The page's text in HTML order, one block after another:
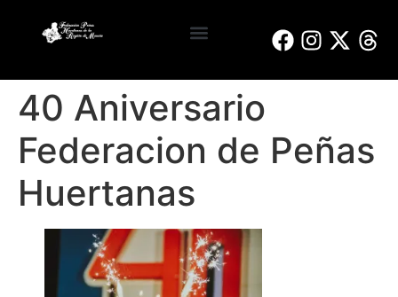
40 Aniversario
Federacion de Peñas
Huertanas